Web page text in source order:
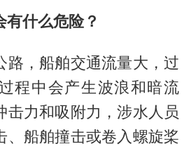
什么危险？
路，船舶交通流量大，过
程中会产生波浪和暗流
击力和吸附力，涉水人员
、船舶撞击或卷入螺旋桨